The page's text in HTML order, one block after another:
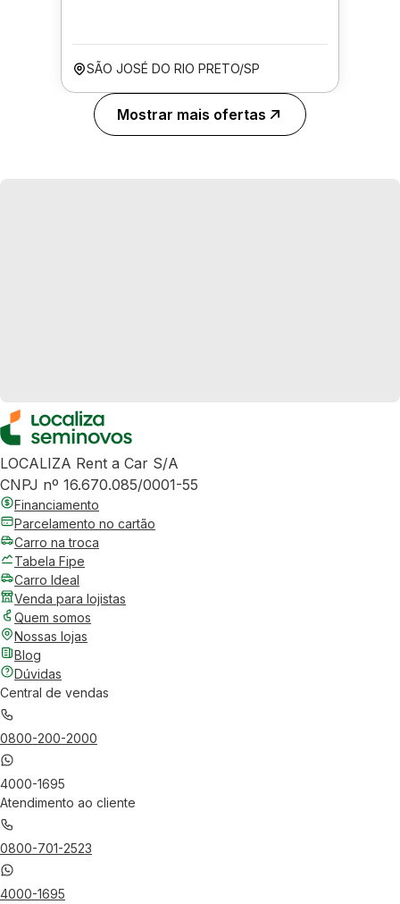
SÃO JOSÉ DO RIO PRETO/SP
Mostrar mais ofertas
LOCALIZA Rent a Car S/A
CNPJ nº 16.670.085/0001-55
Financiamento
Parcelamento no cartão
Carro na troca
Tabela Fipe
Carro Ideal
Venda para lojistas
Quem somos
Nossas lojas
Blog
Dúvidas
Central de vendas
0800-200-2000
4000-1695
Atendimento ao cliente
0800-701-2523
4000-1695